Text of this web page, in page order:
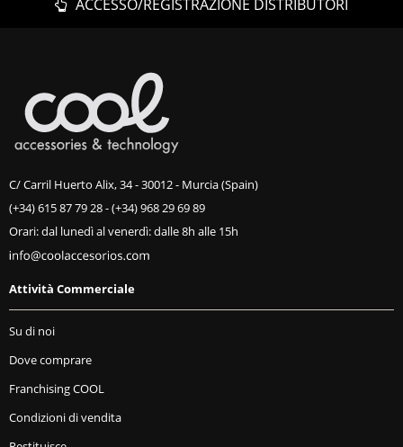
ACCESSO/REGISTRAZIONE DISTRIBUTORI
C/ Carril Huerto Alix, 34 - 30012 - Murcia (Spain)
(+34) 615 87 79 28-(+34) 968 29 69 89
Orari: dal lunedì al venerdì: dalle 8h alle 15h
Attività Commerciale
Su di noi
Dove comprare
Franchising COOL
Condizioni di vendita